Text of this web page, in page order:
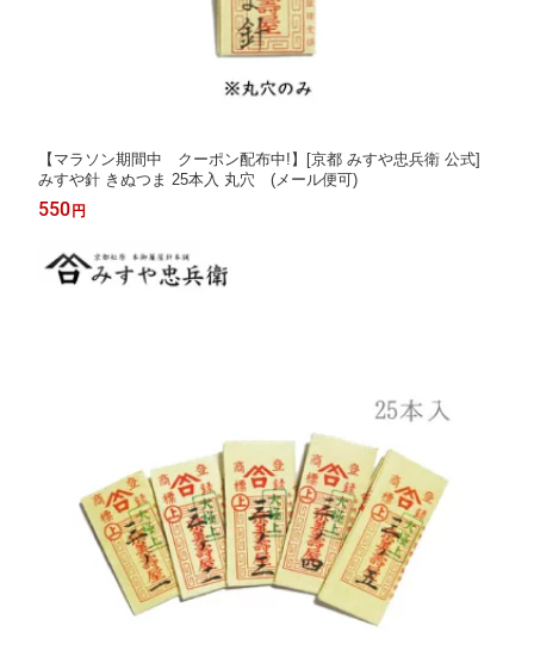
【マラソン期間中 クーポン配布中!】[京都 みすや忠兵衛 公式]
みすや針 きぬつま 25本入 丸穴 (メール便可)
550円